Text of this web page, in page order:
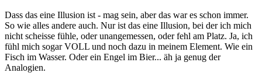
Dass das eine Illusion ist - mag sein, aber das war es schon immer.
So wie alles andere auch. Nur ist das eine Illusion, bei der ich mich
nicht scheisse fühle, oder unangemessen, oder fehl am Platz. Ja, ich
fühl mich sogar VOLL und noch dazu in meinem Element. Wie ein
Fisch im Wasser. Oder ein Engel im Bier... äh ja genug der
Analogien.